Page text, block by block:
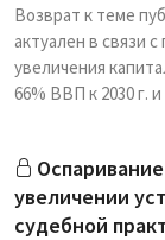
Возврат к теме
актуален в связи
увеличения
66% ВВП к 2030 г.
увеличении
судебной